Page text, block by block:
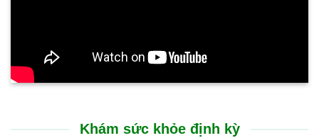
Khám sức khỏe định kỳ